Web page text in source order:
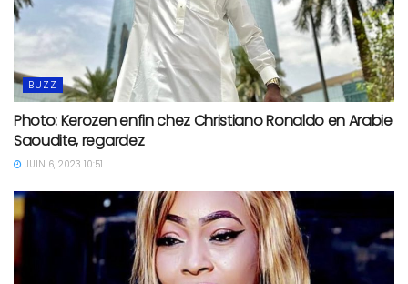
BUZZ
Photo: Kerozen enfin chez Christiano Ronaldo en Arabie
Saoudite, regardez
JUIN 6, 2023 10:51